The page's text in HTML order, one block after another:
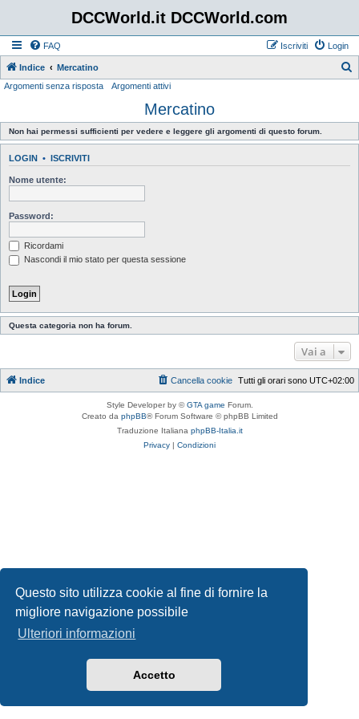
Questo sito utilizza cookie al fine di fornire la
migliore navigazione possibile
Ulteriori informazioni
Accetto
DCCWorld.it DCCWorld.com
FAQ Login
Iscriviti
Indice Mercatino
c
a
Argomenti senza risposta Argomenti attivi
Mercatino
Non hai permessi sufficienti per vedere e leggere gli argomenti di questo forum.
LOGIN • ISCRIVITI
Nome utente:
Password:
Ricordami
Nascondi il mio stato per questa sessione
Questa categoria non ha forum.
Vai a
Indice Tutti gli orari sono UTC+02:00
Cancella cookie
Style Developer by ©GTA game Forum.
Creato da phpBB® Forum Software © phpBB Limited
Traduzione Italiana phpBB-Italia.it
Privacy | Condizioni